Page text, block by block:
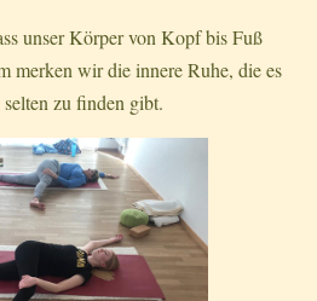
unser Körper von Kopf bis Fuß
merken wir die innere Ruhe, die es
zu finden gibt.